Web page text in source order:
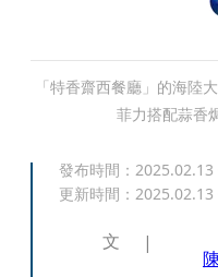
「特香齋西餐廳」的海陸
菲力搭配蒜香
發布時間： 2025.02.13
更新時間： 2025.02.13
文